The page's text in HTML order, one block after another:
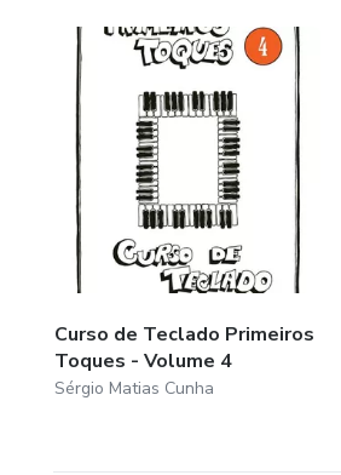
Curso de Teclado Primeiros
Toques - Volume 4
Sérgio Matias Cunha